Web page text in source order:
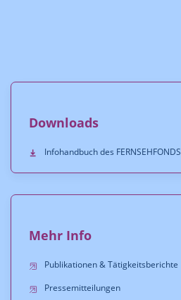
Downloads
Infohandbuch des
Mehr Info
Publikationen & Tätigkeitsberichte
Pressemitteilungen